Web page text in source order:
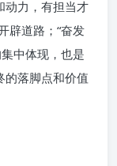
动力，有担当才
辟道路；“奋发
中体现，也是
的落脚点和价值